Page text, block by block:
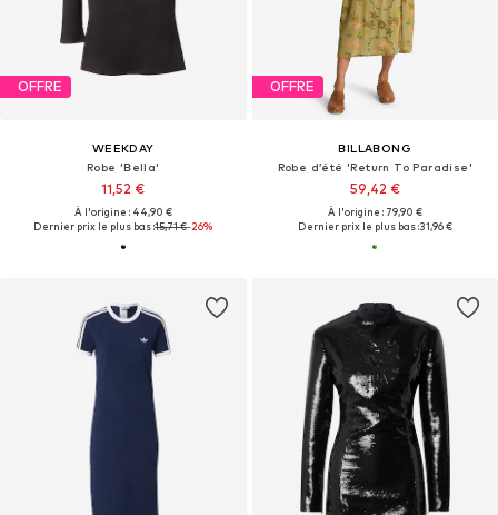
OFFRE
WEEKDAY
Robe 'Bella'
11,52 €
À l'origine : 44,90 €
Dernier prix le plus bas :15,71 €-26%
OFFRE
BILLABONG
Robe d’été 'Return To Paradise'
59,42 €
À l'origine : 79,90 €
Dernier prix le plus bas :31,96 €